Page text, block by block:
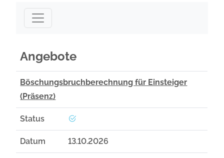
Angebote
Angebote
Böschungsbruchberechnung für Einsteiger
(Präsenz)
Status
Datum 13.10.2026